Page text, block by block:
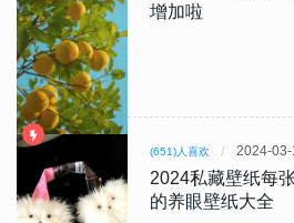
增加啦
(651)人喜欢 2024-
2024私藏壁纸每
的养眼壁纸大全